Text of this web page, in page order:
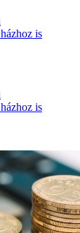
is
is